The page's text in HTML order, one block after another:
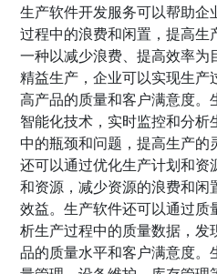
生产软件开发服务可以帮助
过程中的浪费和闲置，提高生
一种以减少浪费、提高效率为
精益生产，企业可以实现生产
高产品的质量和客户满意度。
智能化技术，实时监控和分
中的瓶颈和问题，提高生产
还可以通过优化生产计划和资
和资源，减少资源的浪费和闲
效益。生产软件还可以通过质
析生产过程中的质量数据，
品的质量水平和客户满意度